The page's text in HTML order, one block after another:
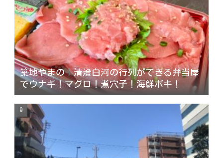
築地やまの｜清澄白河の行列ができる弁当屋
でウナギ！マグロ！煮穴子！海鮮ポキ！